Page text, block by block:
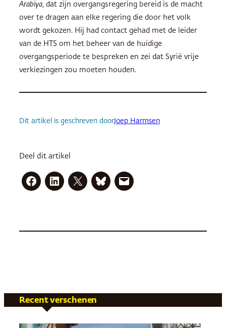
Arabiya, dat zijn overgangsregering bereid is de macht
over te dragen aan elke regering die door het volk
wordt gekozen. Hij had contact gehad met de leider
van de HTS om het beheer van de huidige
overgangsperiode te bespreken en zei dat Syrië vrije
verkiezingen zou moeten houden.
Dit artikel is geschreven doorJoep Harmsen
Deel dit artikel
Recent verschenen